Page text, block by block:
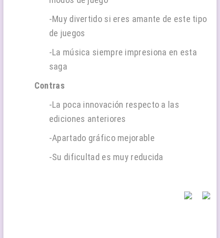
-Muy divertido si eres amante de este tipo
de juegos
-La música siempre impresiona en esta
saga
Contras
-La poca innovación respecto a las
ediciones anteriores
-Apartado gráfico mejorable
-Su dificultad es muy reducida